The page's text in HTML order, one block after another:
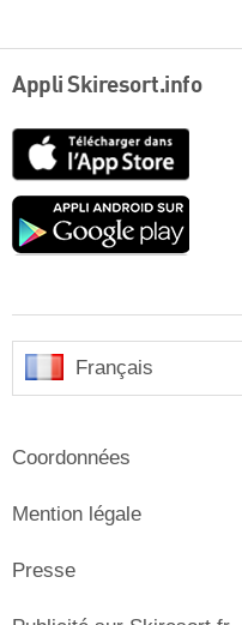
Appli Skiresort.info
Google
Français
Coordonnées
Mention légale
Presse